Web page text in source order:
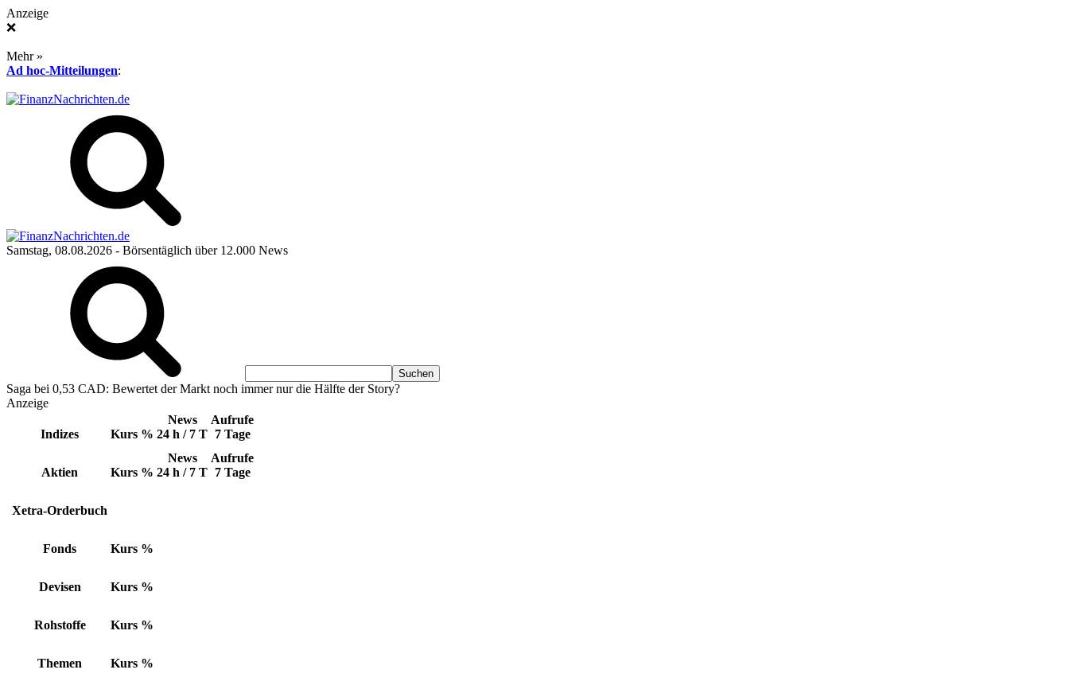
Anzeige
❌
Mehr »
Ad hoc-Mitteilungen:
Samstag, 08.08.2026 - Börsentäglich über 12.000 News
Saga bei 0,53 CAD: Bewertet der Markt noch immer nur die Hälfte der Story?
Anzeige
Indizes Kurs %
News
24 h / 7 T
Aufrufe
7 Tage
Aktien Kurs %
News
24 h / 7 T
Aufrufe
7 Tage
Xetra-Orderbuch
Fonds Kurs %
Devisen Kurs %
Rohstoffe Kurs %
Themen Kurs %